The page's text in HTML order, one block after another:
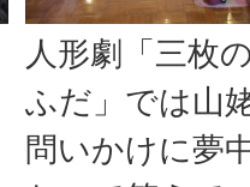
人形劇「三枚
ふだ」では山
問いかけに夢